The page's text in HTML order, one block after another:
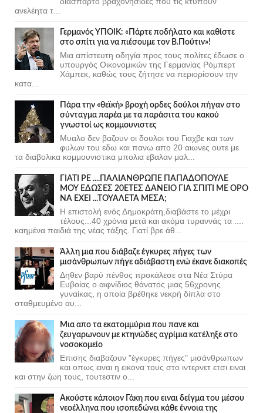
ανελέητα τ...
Γερμανός ΥΠΟΙΚ: «Πάρτε ποδήλατο και καθίστε
στο σπίτι για να πιέσουμε τον Β.Πούτιν»!
Μια απίστευτη οδηγία προς τους πολίτες έδωσε ο
υπουργός Οικονομικών της Γερμανίας Ρόμπερτ
Χάμπεκ, καθώς τους ζήτησε να περιορίσουν την
κατα...
Πάρα την «θεϊκή» βροχή ορδες δούλοι πήγαν στο
σύνταγμα παρέα με τα παράσιτα του κακού
γνωστοί ως κομμουνιστες
Μυαλο δεν βαζουν οι δουλοι του Γιαχβε και των
φυλων του εδω και πανω απο 20 αιωνες ουτε με
τα διαβολικα κομμουνιστικα μπολια εβαλαν μαλ...
ΓΙΑΤΙ ΡΕ ....ΠΑΛΙΑΝΘΡΩΠΕ ΠΑΠΑΔΟΠΟΥΛΕ
ΜΟΥ ΕΔΩΣΕΣ 20ΕΤΕΣ ΔΑΝΕΙΟ ΓΙΑ ΣΠΙΤΙ ΜΕ ΟΡΟ
ΝΑ ΕΧΕΙ ...ΤΟΥΑΛΕΤΑ ΜΕΣΑ;
Η επιστολή ενός Δημοκράτη,διαβάστε το μέχρι
τέλους...40 χρόνια μετά και ακόμα τυραννάς τα ....
καημένα παιδιά της νέας τάξης. Γιατί βρε άθ...
Άλλη μια που διάβαζε έγκυρες πήγες των
μισάνθρωπων πήγε αδιάβαστη ενώ έκανε διακοπές
Δηθεν βαρύ πένθος προκάλεσε στα Νέα Στύρα
Ευβοίας ο αιφνίδιος θάνατος μιας 56χρονης
γυναίκας, η οποία βρέθηκε νεκρή δίπλα στο
σταθμευμένο αυ...
Μια απο τα εκατομμύρια που πανε και
ζευγαρωνουν με κτηνώδες αγρίμια κατέληξε στο
νοσοκομείο
Επισης διαβαζουν "έγκυρες πήγες" μισάνθρωπων
και οπως ειναι η εικονα τους στο ιντερνετ ετσι ειναι
και στην ζωη τους, τουτεστιν ο...
Ακούστε κάποιον Γάκη που ειναι δείγμα του μέσου
νεοέλληνα που ισοπεδώνει κάθε έννοια της